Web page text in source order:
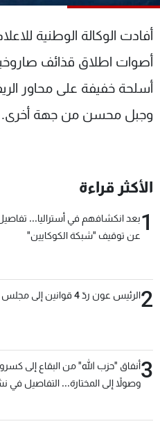
أفادت الوكالة الوطنية
أصوات اطلاق قذائف
أسلحة خفيفة على محاور
وجبل محسن من جهة أخرى.
الأكثر قراءة
1بعد انكشافهم في أستراليا...
عن توقيف "شبكة الكوكايين"
2الرئيس عون ردّ 4 قوانين إلى مجلس النواب
3أنفاق "حزب الله" من البقاع إلى
وصولاً إلى المختارة... التفاصيل في
الترددات
عن MTV
الإنـتـاج
لاعلاناتكم